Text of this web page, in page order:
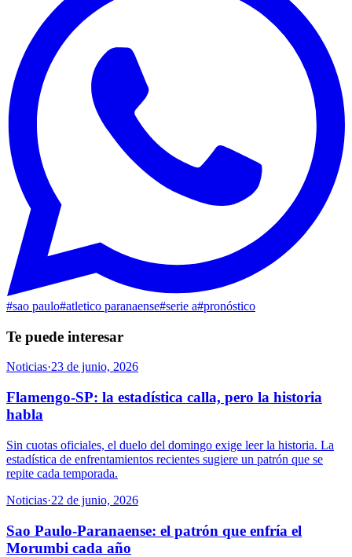
#sao paulo#atletico paranaense#serie a#pronóstico
Te puede interesar
Noticias·23 de junio, 2026
Flamengo-SP: la estadística calla, pero la historia
habla
Sin cuotas oficiales, el duelo del domingo exige leer la historia. La
estadística de enfrentamientos recientes sugiere un patrón que se
repite cada temporada.
Noticias·22 de junio, 2026
Sao Paulo-Paranaense: el patrón que enfría el
Morumbi cada año